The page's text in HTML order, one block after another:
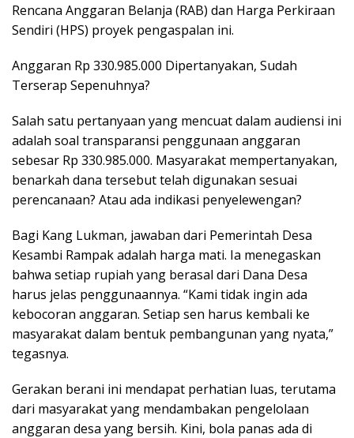
Rencana Anggaran Belanja (RAB) dan Harga Perkiraan
Sendiri (HPS) proyek pengaspalan ini.
Anggaran Rp 330.985.000 Dipertanyakan, Sudah
Terserap Sepenuhnya?
Salah satu pertanyaan yang mencuat dalam audiensi ini
adalah soal transparansi penggunaan anggaran
sebesar Rp 330.985.000. Masyarakat mempertanyakan,
benarkah dana tersebut telah digunakan sesuai
perencanaan? Atau ada indikasi penyelewengan?
Bagi Kang Lukman, jawaban dari Pemerintah Desa
Kesambi Rampak adalah harga mati. Ia menegaskan
bahwa setiap rupiah yang berasal dari Dana Desa
harus jelas penggunaannya. “Kami tidak ingin ada
kebocoran anggaran. Setiap sen harus kembali ke
masyarakat dalam bentuk pembangunan yang nyata,”
tegasnya.
Gerakan berani ini mendapat perhatian luas, terutama
dari masyarakat yang mendambakan pengelolaan
anggaran desa yang bersih. Kini, bola panas ada di